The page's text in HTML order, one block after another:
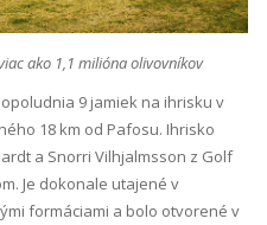
ako 1,1 milióna olivovníkov
9 jamiek na ihrisku v
18 km od Pafosu. Ihrisko
a Snorri Vilhjalmsson z Golf
Je dokonale utajené v
formáciami a bolo otvorené v